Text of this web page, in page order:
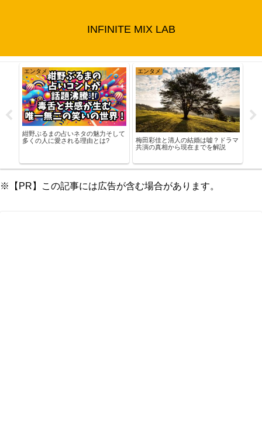
INFINITE MIX LAB
エンタメ
紺野ぶるまの占いネタの魅力そして
多くの人に愛される理由とは?
エンタメ
梅田彩佳と清人の結婚は嘘？ドラマ
共演の真相から現在までを解説
※【PR】この記事には広告が含む場合があります。